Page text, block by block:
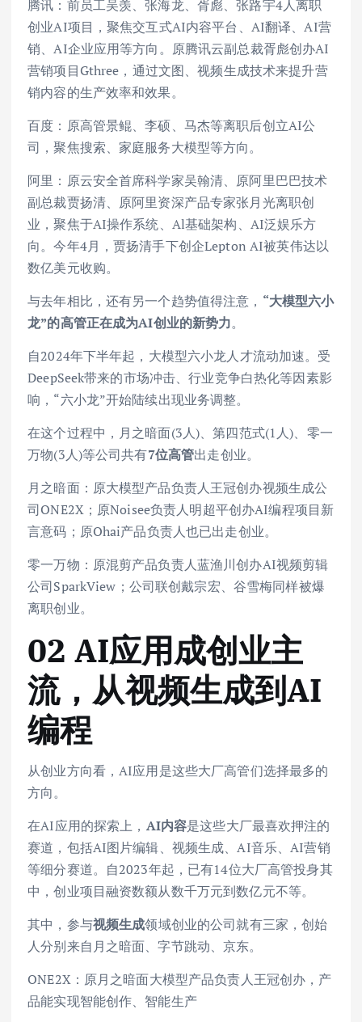
腾讯：前员工吴羡、张海龙、胥彪、张路宇4人离职
创业AI项目，聚焦交互式AI内容平台、AI翻译、AI营
销、AI企业应用等方向。原腾讯云副总裁胥彪创办AI
营销项目Gthree，通过文图、视频生成技术来提升营
销内容的生产效率和效果。
百度：原高管景鲲、李硕、马杰等离职后创立AI公
司，聚焦搜索、家庭服务大模型等方向。
阿里：原云安全首席科学家吴翰清、原阿里巴巴技术
副总裁贾扬清、原阿里资深产品专家张月光离职创
业，聚焦于AI操作系统、Al基础架构、AI泛娱乐方
向。今年4月，贾扬清手下创企Lepton AI被英伟达以
数亿美元收购。
与去年相比，还有另一个趋势值得注意， “大模型六小
龙”的高管正在成为AI创业的新势力。
自2024年下半年起，大模型六小龙人才流动加速。受
DeepSeek带来的市场冲击、行业竞争白热化等因素影
响，“六小龙”开始陆续出现业务调整。
在这个过程中，月之暗面(3人)、第四范式(1人)、零一
万物(3人)等公司共有7位高管出走创业。
月之暗面：原大模型产品负责人王冠创办视频生成公
司ONE2X；原Noisee负责人明超平创办AI编程项目新
言意码；原Ohai产品负责人也已出走创业。
零一万物：原混剪产品负责人蓝渔川创办AI视频剪辑
公司SparkView；公司联创戴宗宏、谷雪梅同样被爆
离职创业。
02 AI应用成创业主
流，从视频生成到AI
编程
从创业方向看，AI应用是这些大厂高管们选择最多的
方向。
在AI应用的探索上， AI内容是这些大厂最喜欢押注的
赛道，包括AI图片编辑、视频生成、AI音乐、AI营销
等细分赛道。自2023年起，已有14位大厂高管投身其
中，创业项目融资数额从数千万元到数亿元不等。
其中，参与视频生成领域创业的公司就有三家，创始
人分别来自月之暗面、字节跳动、京东。
ONE2X：原月之暗面大模型产品负责人王冠创办，产
品能实现智能创作、智能生产